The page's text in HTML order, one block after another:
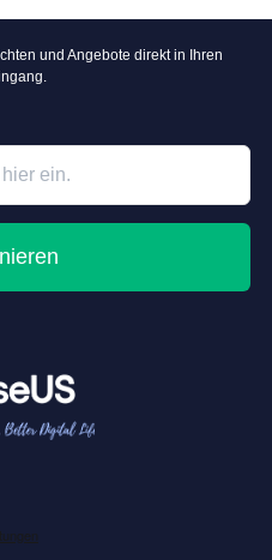
und Angebote direkt in Ihren